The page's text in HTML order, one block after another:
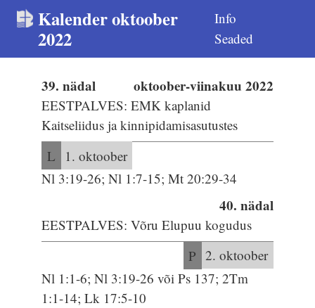
Kalender oktoober
2022
Info
Seaded
39. nädal oktoober-viinakuu 2022
EESTPALVES: EMK kaplanid
Kaitseliidus ja kinnipidamisasutustes
L
1. oktoober
Nl 3:19-26; Nl 1:7-15; Mt 20:29-34
40. nädal
EESTPALVES: Võru Elupuu kogudus
P 2. oktoober
Nl 1:1-6; Nl 3:19-26 või Ps 137; 2Tm
1:1-14; Lk 17:5-10